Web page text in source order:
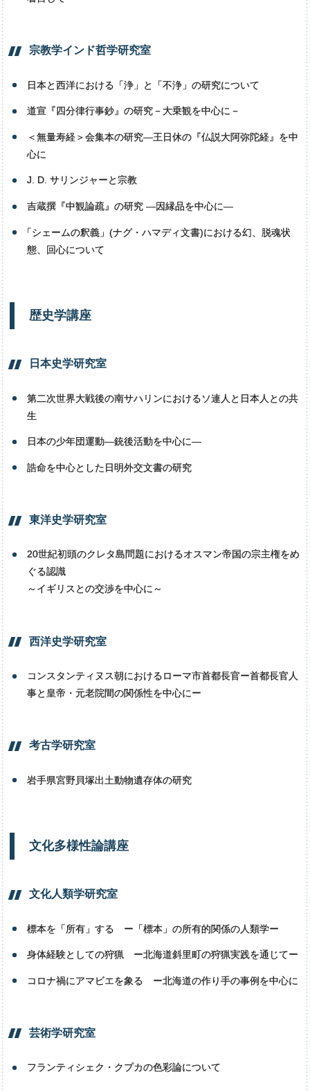
宗教学インド哲学研究室
日本と西洋における「浄」と「不浄」の研究について
道宣『四分律行事鈔』の研究－大乗観を中心に－
＜無量寿経＞会集本の研究―王日休の『仏説大阿弥陀経』を中
心に
J. D. サリンジャーと宗教
吉蔵撰『中観論疏』の研究 ―因縁品を中心に―
「シェームの釈義」(ナグ・ハマディ文書)における幻、脱魂状
態、回心について
歴史学講座
日本史学研究室
第二次世界大戦後の南サハリンにおけるソ連人と日本人との共
生
日本の少年団運動―銃後活動を中心に―
誥命を中心とした日明外交文書の研究
東洋史学研究室
20世紀初頭のクレタ島問題におけるオスマン帝国の宗主権をめ
ぐる認識
～イギリスとの交渉を中心に～
西洋史学研究室
コンスタンティヌス朝におけるローマ市首都長官ー首都長官人
事と皇帝・元老院間の関係性を中心にー
考古学研究室
岩手県宮野貝塚出土動物遺存体の研究
文化多様性論講座
文化人類学研究室
標本を「所有」する ー「標本」の所有的関係の人類学ー
身体経験としての狩猟 ー北海道斜里町の狩猟実践を通じてー
コロナ禍にアマビエを象る ー北海道の作り手の事例を中心に
芸術学研究室
フランティシェク・クプカの色彩論について